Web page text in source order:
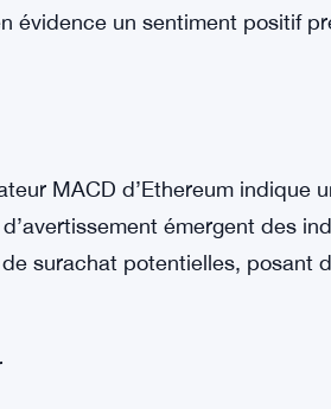
autour de 5 200 $.
d’Ethereum est également
évidence un sentiment positif